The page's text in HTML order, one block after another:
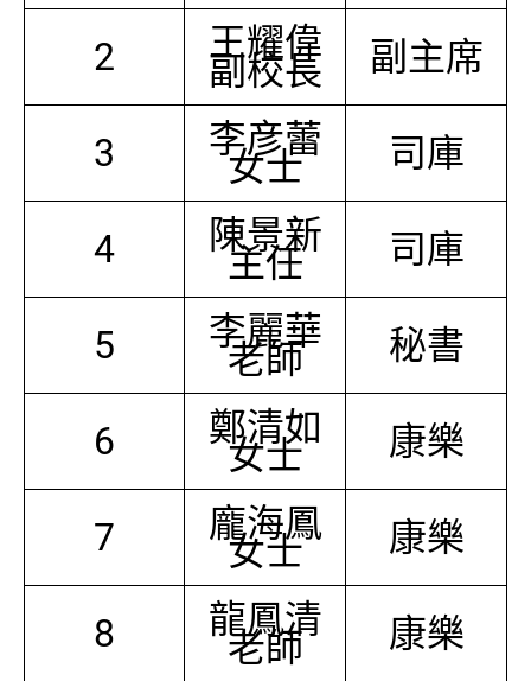
2 王耀偉
副校長 副主席
3 李彦蕾
女士 司庫
4 陳景新
主任 司庫
5 李麗華
老師 秘書
6 鄭清如
女士 康樂
7 龐海鳳
女士 康樂
8 龍鳳清
老師 康樂